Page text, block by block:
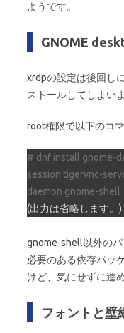
ようです。
GNOME
xrdpの設定は後回し
ストールしてしまいま
root権限で以下のコ
# dnf install gnome-
session tigervnc-
daemon gnome-shell
(出力は省略します。)
gnome-shell以外の
必要のある依存パッ
けど、気にせずに進
フォントと壁